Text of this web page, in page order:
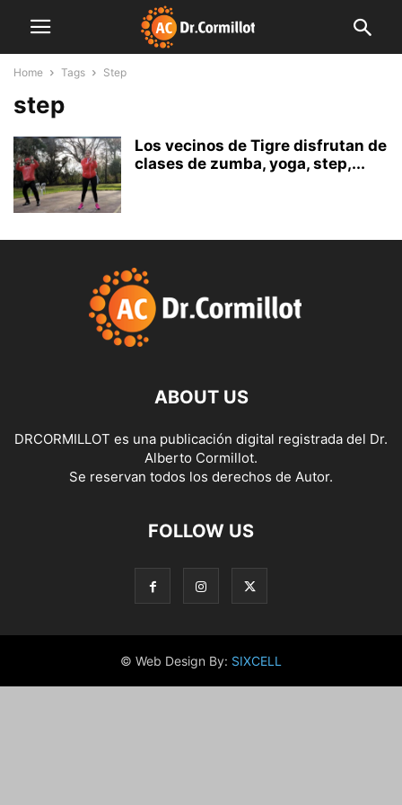
Home Tags Step
step
Los vecinos de Tigre disfrutan de
clases de zumba, yoga, step,...
ABOUT US
DRCORMILLOT es una publicación digital registrada del Dr.
Alberto Cormillot.
Se reservan todos los derechos de Autor.
FOLLOW US
© Web Design By: SIXCELL